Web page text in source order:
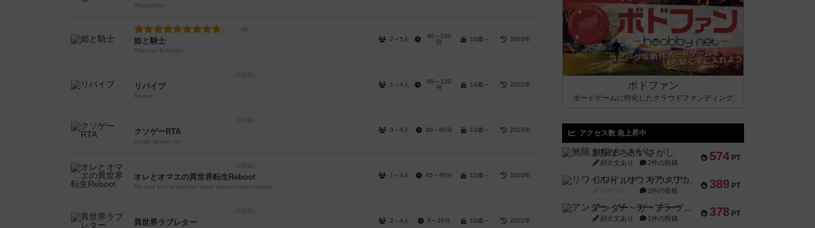
Rikarasshu
姫と騎士
Princess & Knight
2～5人
40～100
分
10歳～ 2022年
リバイブ
Revive
1～4人
90～120
分
14歳～ 2022年
クソゲーRTA
csoge speed run
3～5人 40～60分 13歳～ 2023年
オレとオマエの異世界転生Reboot
Me and you in another world reincarnation reboot
1～4人 45～90分 12歳～ 2022年
異世界ラブレター 2～4人 5～10分 10歳～ 2022年
ボドファン
ボードゲームに特化したクラウドファンディング
アクセス数 急上昇中
574 PT
無限まちがいさがし
紹介文あり 2件の投稿
389 PT
リワイルド：サウスアメリカ
2件の投稿
378 PT
アンダー・ザ・テーブラー
紹介文あり 1件の投稿